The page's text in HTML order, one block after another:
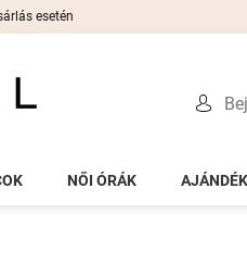
esetén
NŐI ÓRÁK